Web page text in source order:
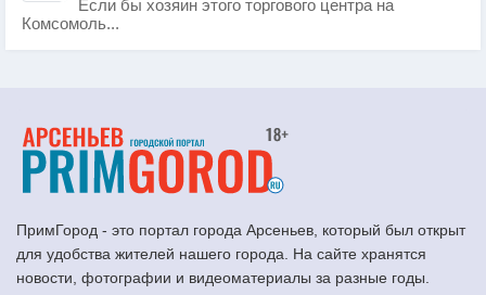
Если бы хозяин этого торгового центра на
Комсомоль...
ПримГород - это портал города Арсеньев, который был открыт
для удобства жителей нашего города. На сайте хранятся
новости, фотографии и видеоматериалы за разные годы.